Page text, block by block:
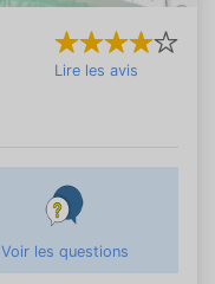
Lire les avis
Voir les questions